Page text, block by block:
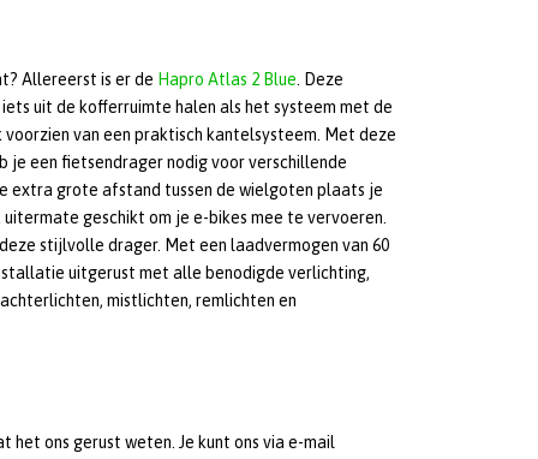
Allereerst is er de Hapro Atlas 2 Blue. Deze
uit de kofferruimte halen als het systeem met de
van een praktisch kantelsysteem. Met deze
je een fietsendrager nodig voor verschillende
extra grote afstand tussen de wielgoten plaats je
geschikt om je e-bikes mee te vervoeren.
stijlvolle drager. Met een laadvermogen van 60
uitgerust met alle benodigde verlichting,
mistlichten, remlichten en
ons gerust weten. Je kunt ons via e-mail